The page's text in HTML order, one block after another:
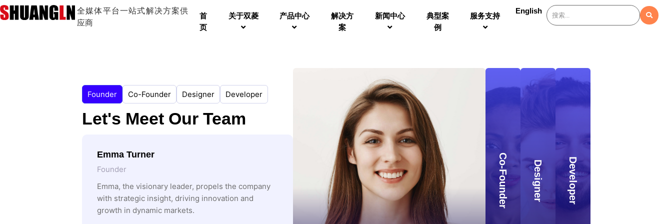
全媒体平台一站式解决方案供
应商
首
页
关于双菱 产品中心
解决方
案
新闻中心
典型案
例
服务支持
English
Founder Co-Founder Designer Developer
Let's Meet Our Team
Emma Turner
Founder
Emma, the visionary leader, propels the company
with strategic insight, driving innovation and
growth in dynamic markets.
Lily Garcia
Co-Founder
Lily, dynamic entrepreneur, shapes success
through astute business strategies and effective
market positioning.
Designer
Ava, creative force, breathes life into
with visually captivating experiences
Co-Founder Designer Developer